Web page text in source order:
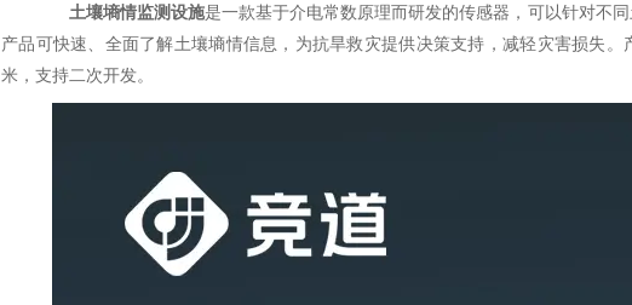
土壤墒情监测设施是一款基于介电常数原理而研发的传感器，可以针对不
产品可快速、全面了解土壤墒情信息，为抗旱救灾提供决策支持，减轻灾害损失
米，支持二次开发。